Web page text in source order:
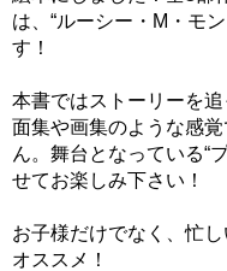
は、“ルーシー・M・モ
す！
本書ではストーリーを
面集や画集のような感
ん。舞台となっている“
せてお楽しみ下さい！
お子様だけでなく、忙
オススメ！